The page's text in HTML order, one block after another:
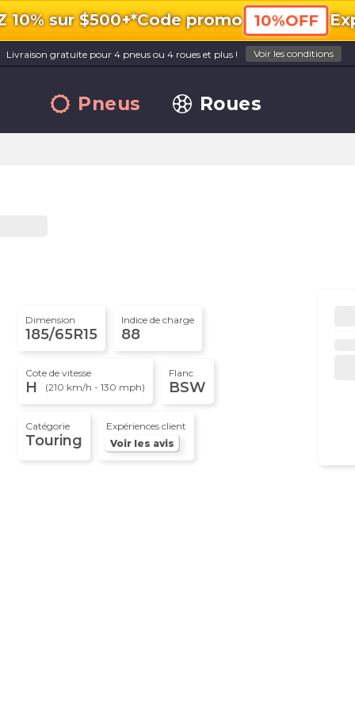
10% sur $500+*Code promo 10%OFF
Livraison gratuite pour 4 pneus ou 4 roues et plus ! Voir les conditions
Pneus Roues
Dimension
185/65R15
Indice de charge
88
Cote de vitesse
H (210 km/h - 130 mph)
Flanc
BSW
Catégorie
Touring
Expériences client
Voir les avis